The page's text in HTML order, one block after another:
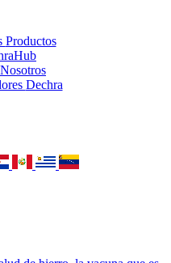
Productos
Hub
Nosotros
Dechra